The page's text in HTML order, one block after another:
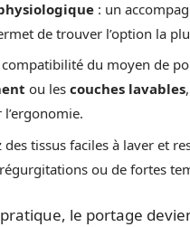
: un
de trouver l’option la
du moyen de
ou les couches lavables
des tissus faciles à laver et
ou de fortes
le portage